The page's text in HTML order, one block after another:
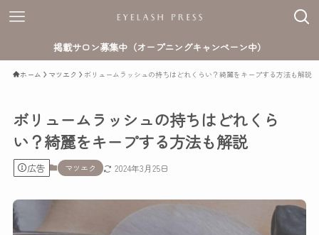
掲載サロン募集中（オープニングキャンペーン中）
ホーム マツエク ボリュームラッシュの持ちはどれくらい？綺麗をキープする方法も解説
ボリュームラッシュの持ちはどれくら
い？綺麗をキープする方法も解説
広告 マツエク 2024年3月25日